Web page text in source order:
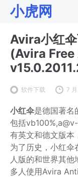
小虎网
Avira小红
(Avira
软件下载 7
小红伞是德国著名
包括
有英文和德文版本
为了历史，小红伞
人版的和世界其
多人使用Avira